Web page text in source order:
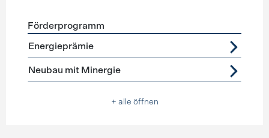
Förderprogramme
Förderprogramm
Energieprämie
Neubau mit Minergie
+ alle öffnen